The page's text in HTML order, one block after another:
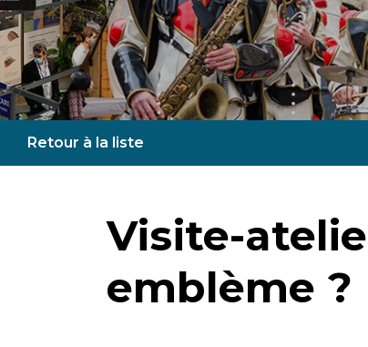
Retour à la liste
Visite-
emblème ?